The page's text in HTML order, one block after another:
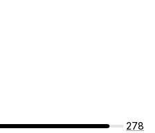
278